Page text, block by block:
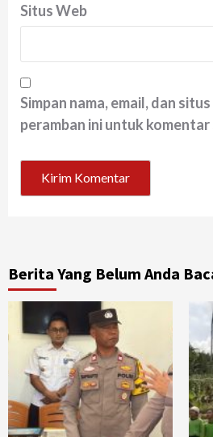
Situs Web
Simpan nama, email, dan
peramban ini untuk
Berita Yang Belum Anda